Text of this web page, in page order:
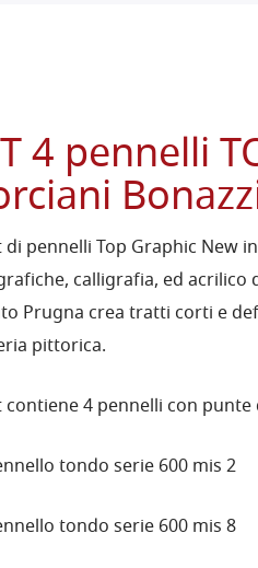
4 pennelli
di pennelli Top Graphic New
calligrafia, ed acrilico
Prugna crea tratti corti e
pittorica.
contiene 4 pennelli con
tondo serie 600 mis 2
tondo serie 600 mis 8